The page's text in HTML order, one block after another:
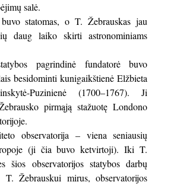
salė.
statomas, o T. Žebrauskas jau
daug laiko skirti astronominiams
pagrindinė fundatorė buvo
besidominti kunigaikštienė Elžbieta
Puzinienė (1700–1767). Ji
pirmąją stažuotę Londono
observatorija – viena seniausių
(ji čia buvo ketvirtoji). Iki T.
šios observatorijos statybos darbų
T. Žebrauskui mirus, observatorijos